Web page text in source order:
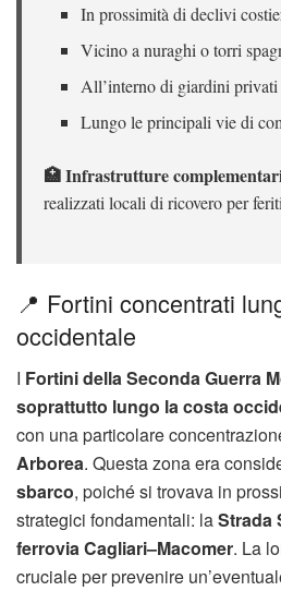
In prossimità di declivi
Vicino a nuraghi o torri
All’interno di giardini
Lungo le principali vie di
🏥 Infrastrutture
realizzati locali di ricovero per
📍 Fortini concentrati
occidentale
I Fortini della Seconda Guerra
soprattutto lungo la costa
con una particolare
Arborea. Questa zona era
sbarco, poiché si trovava in
strategici fondamentali: laStrada
ferrovia Cagliari–Macomer. La
cruciale per prevenire